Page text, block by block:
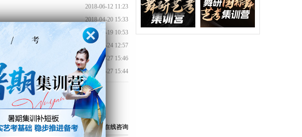
2018-06-12 11:23
2018-04-20 15:33
2018-04-19 10:53
2017-01-24 12:57
2016-04-27 15:46
2016-04-27 15:44
在线咨询
400-6789-850